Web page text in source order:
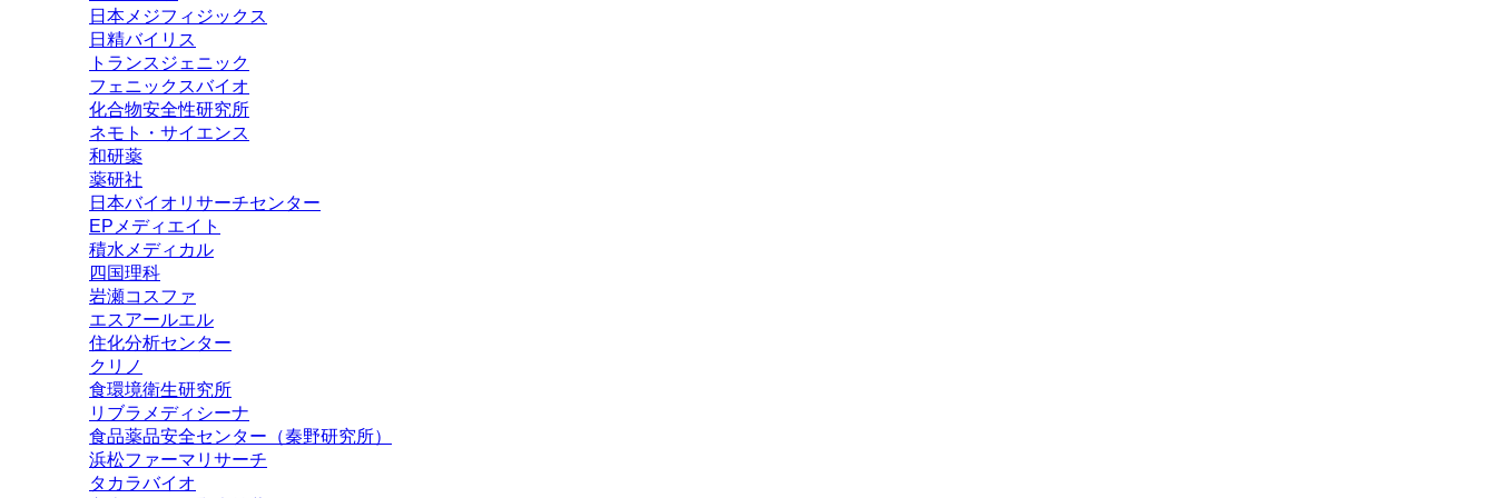
日本メジフィジックス
日精バイリス
トランスジェニック
フェニックスバイオ
化合物安全性研究所
ネモト・サイエンス
和研薬
薬研社
日本バイオリサーチセンター
EPメディエイト
積水メディカル
四国理科
岩瀬コスファ
エスアールエル
住化分析センター
クリノ
食環境衛生研究所
リブラメディシーナ
食品薬品安全センター（秦野研究所）
浜松ファーマリサーチ
タカラバイオ